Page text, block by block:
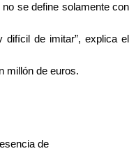
se define solamente con
de imitar”, explica el
millón de euros.
de